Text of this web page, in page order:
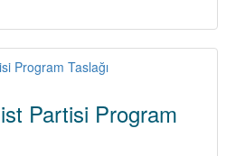
Türkiye
Komünist
Partisi
(4)
Partisi Program